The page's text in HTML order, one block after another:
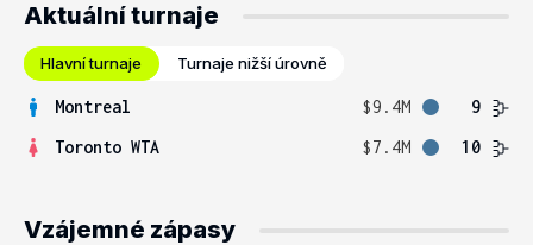
Aktuální turnaje
Hlavní turnaje Turnaje nižší úrovně
Montreal $9.4M
9
Toronto WTA
$7.4M 10
Vzájemné zápasy